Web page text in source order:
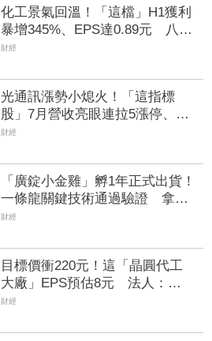
化工景氣回溫！「這檔」H1獲利
暴增345%、EPS達0.89元 八大
公股調節逾千萬元
財經
光通訊漲勢小熄火！「這指標
股」7月營收亮眼連拉5漲停、汎
銓、訊芯漲破半根 全新、光環
財經
「廣錠小金雞」孵1年正式出貨！
一條龍關鍵技術通過驗證 拿下
美系網通、雲端大廠訂單
財經
目標價衝220元！這「晶圓代工
大廠」EPS預估8元 法人：
2028年有望賺逾一個股本
財經